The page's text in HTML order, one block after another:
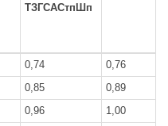
ТЗГСАСтпШп
0,74 0,76
0,85 0,89
0,96 1,00